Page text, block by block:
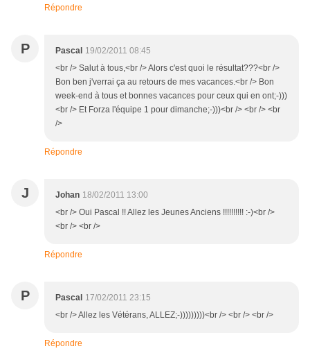
Répondre
P Pascal 19/02/2011 08:45
<br /> Salut à tous,<br /> Alors c'est quoi le résultat???<br />
Bon ben j'verrai ça au retours de mes vacances.<br /> Bon
week-end à tous et bonnes vacances pour ceux qui en ont;-)))
<br /> Et Forza l'équipe 1 pour dimanche;-)))<br /> <br /> <br
/>
Répondre
J Johan 18/02/2011 13:00
<br /> Oui Pascal !! Allez les Jeunes Anciens !!!!!!!!!! :-)<br />
<br /> <br />
Répondre
P Pascal 17/02/2011 23:15
<br /> Allez les Vétérans, ALLEZ;-)))))))))<br /> <br /> <br />
Répondre